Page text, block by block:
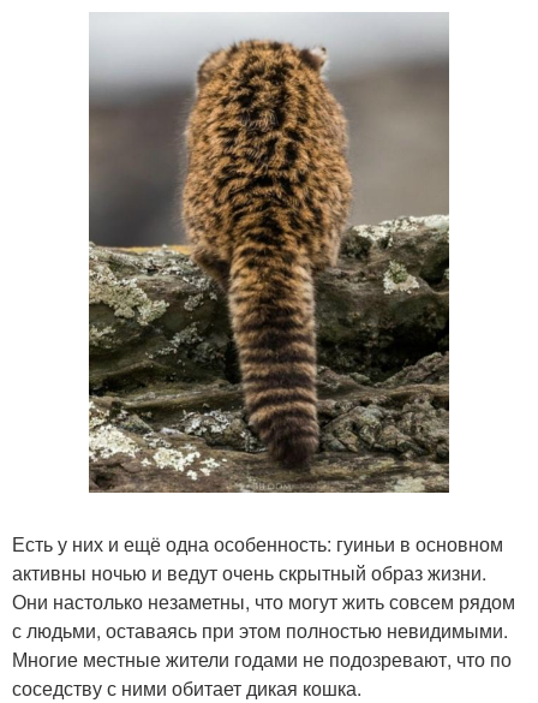
Есть у них и ещё одна особенность: гуиньи в основном
активны ночью и ведут очень скрытный образ жизни.
Они настолько незаметны, что могут жить совсем рядом
с людьми, оставаясь при этом полностью невидимыми.
Многие местные жители годами не подозревают, что по
соседству с ними обитает дикая кошка.